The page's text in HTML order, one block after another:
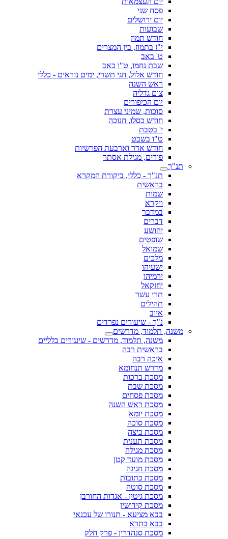
פסח שני
יום ירושלים
שבועות
חודש תמוז
י"ז בתמוז, בין המצרים
ט' באב
שבת נחמו, ט"ו באב
חודש אלול, חגי תשרי, ימים נוראים - כללי
ראש השנה
צום גדליה
יום הכיפורים
סוכות, שמיני עצרת
חודש כסלו, חנוכה
י' בטבת
ט"ו בשבט
חודש אדר וארבעת הפרשיות
פורים, מגילת אסתר
תנ"ך
תנ"ך - כללי, ביקורת המקרא
בראשית
שמות
ויקרא
במדבר
דברים
יהושע
שופטים
שמואל
מלכים
ישעיהו
ירמיהו
יחזקאל
תרי עשר
תהילים
איוב
נ"ך - שיעורים נפרדים
משנה, תלמוד, מדרשים
משנה, תלמוד, מדרשים - שיעורים כלליים
בראשית רבה
איכה רבה
מדרש תנחומא
מסכת ברכות
מסכת שבת
מסכת פסחים
מסכת ראש השנה
מסכת יומא
מסכת סוכה
מסכת ביצה
מסכת תענית
מסכת מגילה
מסכת מועד קטן
מסכת חגיגה
מסכת כתובות
מסכת סוטה
מסכת גיטין - אגדות החורבן
מסכת קידושין
בבא מציעא - תנורו של עכנאי
בבא בתרא
מסכת סנהדרין - פרק חלק